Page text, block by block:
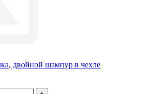
двойной шампур в чехле